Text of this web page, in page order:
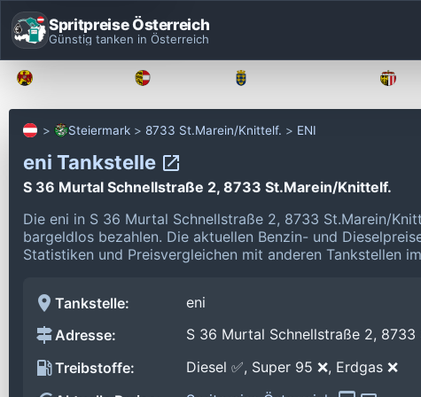
Spritpreise Österreich
Günstig tanken in Österreich
Steiermark 8733 St.Marein/Knittelf. ENI
eni Tankstelle
S 36 Murtal Schnellstraße 2, 8733 St.Marein/Knittelf.
Die eni in S 36 Murtal Schnellstraße 2, 8733 St.Marein/
bargeldlos bezahlen. Die aktuellen Benzin- und
Statistiken und Preisvergleichen mit anderen Tankstellen
Tankstelle:
eni
Adresse:
S 36 Murtal Schnellstraße 2, 8733
Treibstoffe:
Diesel ✅, Super 95 ❌, Erdgas ❌